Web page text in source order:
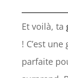
Et voilà, ta
! C’est
parfaite